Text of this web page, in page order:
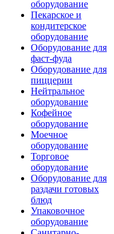
оборудование
Пекарское и
кондитерское
оборудование
Оборудование для
фаст-фуда
Оборудование для
пиццерии
Нейтральное
оборудование
Кофейное
оборудование
Моечное
оборудование
Торговое
оборудование
Оборудование для
раздачи готовых
блюд
Упаковочное
оборудование